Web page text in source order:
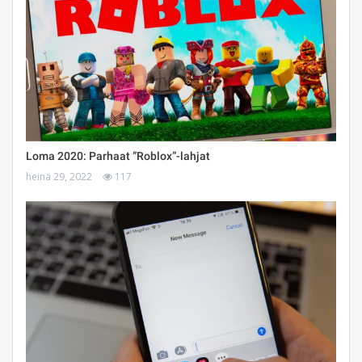
Loma 2020: Parhaat ”Roblox”-lahjat
heinä 29, 2022 117